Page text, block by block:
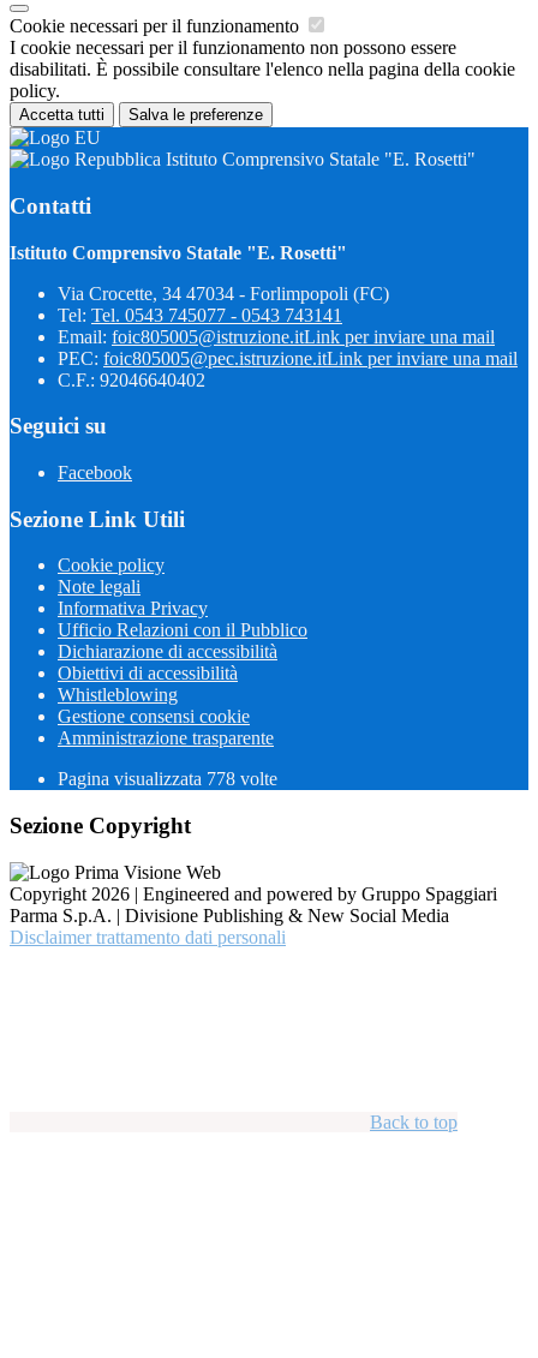
Cookie necessari per il funzionamento
I cookie necessari per il funzionamento non possono essere
disabilitati. È possibile consultare l'elenco nella pagina della cookie
policy.
Accetta tutti Salva le preferenze
Istituto Comprensivo Statale "E. Rosetti"
Contatti
Istituto Comprensivo Statale "E. Rosetti"
Via Crocette, 34 47034 - Forlimpopoli (FC)
Tel: Tel. 0543 745077 - 0543 743141
Email: foic805005@istruzione.itLink per inviare una mail
PEC: foic805005@pec.istruzione.itLink per inviare una mail
C.F.: 92046640402
Seguici su
Facebook
Sezione Link Utili
Cookie policy
Note legali
Informativa Privacy
Ufficio Relazioni con il Pubblico
Dichiarazione di accessibilità
Obiettivi di accessibilità
Whistleblowing
Gestione consensi cookie
Amministrazione trasparente
Pagina visualizzata 778 volte
Sezione Copyright
Copyright 2026 | Engineered and powered by Gruppo Spaggiari
Parma S.p.A. | Divisione Publishing & New Social Media
Disclaimer trattamento dati personali
Back to top